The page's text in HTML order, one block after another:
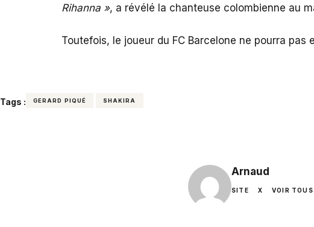
Rihanna », a révélé la chanteuse colombienne au
Toutefois, le joueur du FC Barcelone ne pourra
Tags : GERARD PIQUÉ SHAKIRA
Arnaud
SITE X VOIR